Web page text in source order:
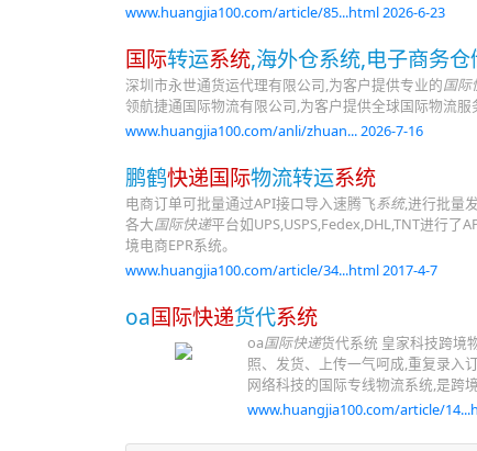
www.huangjia100.com/article/85...html 2026-6-23
国际转运系统,海外仓系统,电子商务
深圳市永世通货运代理有限公司,为客户提供专业的国际
领航捷通国际物流有限公司,为客户提供全球国际物流
www.huangjia100.com/anli/zhuan... 2026-7-16
鹏鹤快递国际物流转运系统
电商订单可批量通过API接口导入速腾飞系统,进行批量
各大国际快递平台如UPS,USPS,Fedex,DHL,TNT进行
境电商EPR系统。
www.huangjia100.com/article/34...html 2017-4-7
oa国际快递货代系统
oa国际快递货代系统 皇家科技跨境
照、发货、上传一气呵成,重复录入
网络科技的国际专线物流系统,是跨
www.huangjia100.com/article/